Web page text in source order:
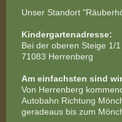
Unser Standort
Kindergartenadresse:
Bei der oberen Steige 1/1
71083 Herrenberg
Am einfachsten sind
Von Herrenberg
Autobahn Richtung
geradeaus bis zum